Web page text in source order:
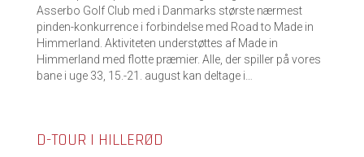
Asserbo Golf Club med i Danmarks største nærmest
pinden-konkurrence i forbindelse med Road to Made in
Himmerland. Aktiviteten understøttes af Made in
Himmerland med flotte præmier. Alle, der spiller på vores
bane i uge 33, 15.-21. august kan deltage i…
D-TOUR I HILLERØD